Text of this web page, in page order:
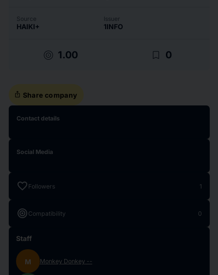
Source
HAIKI+
Issuer
1INFO
target 1.00 bookmark_border 0
ios_share Share company
Contact details
Social Media
favorite Followers 1
target Compatibility 0
Staff
M Monkey Donkey --